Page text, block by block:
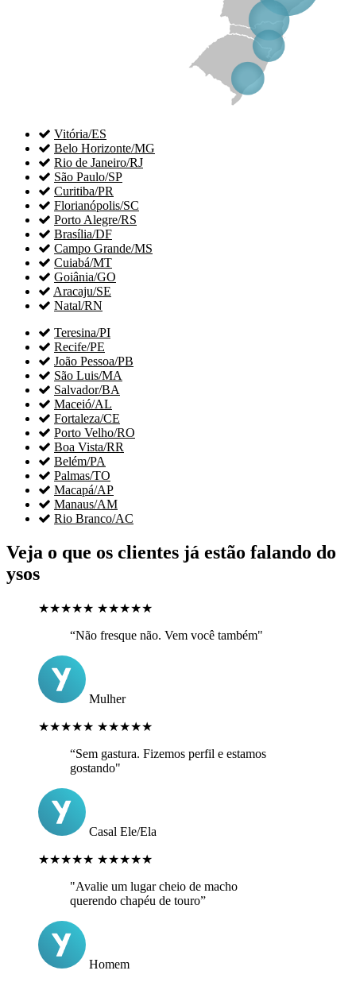
 Vitória/ES
 Belo Horizonte/MG
 Rio de Janeiro/RJ
 São Paulo/SP
 Curitiba/PR
 Florianópolis/SC
 Porto Alegre/RS
 Brasília/DF
 Campo Grande/MS
 Cuiabá/MT
 Goiânia/GO
 Aracaju/SE
 Natal/RN
 Teresina/PI
 Recife/PE
 João Pessoa/PB
 São Luis/MA
 Salvador/BA
 Maceió/AL
 Fortaleza/CE
 Porto Velho/RO
 Boa Vista/RR
 Belém/PA
 Palmas/TO
 Macapá/AP
 Manaus/AM
 Rio Branco/AC
Veja o que os clientes já estão falando do
ysos
★★★★★ ★★★★★
“Não fresque não. Vem você também"
Mulher
★★★★★ ★★★★★
“Sem gastura. Fizemos perfil e estamos
gostando"
Casal Ele/Ela
★★★★★ ★★★★★
"Avalie um lugar cheio de macho
querendo chapéu de touro”
Homem